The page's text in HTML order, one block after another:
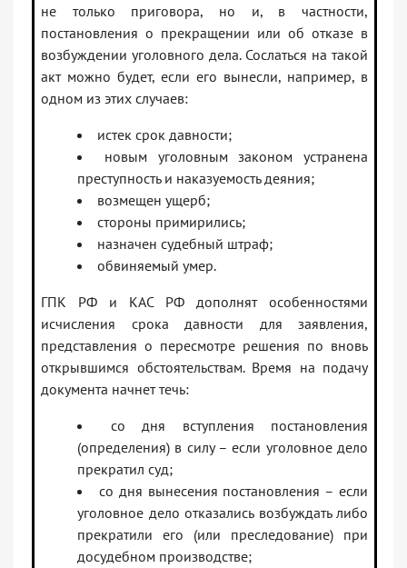
не только приговора, но и, в частности,
постановления о прекращении или об отказе в
возбуждении уголовного дела. Сослаться на такой
акт можно будет, если его вынесли, например, в
одном из этих случаев:
истек срок давности;
новым уголовным законом устранена
преступность и наказуемость деяния;
возмещен ущерб;
стороны примирились;
назначен судебный штраф;
обвиняемый умер.
ГПК РФ и КАС РФ дополнят особенностями
исчисления срока давности для заявления,
представления о пересмотре решения по вновь
открывшимся обстоятельствам. Время на подачу
документа начнет течь:
со дня вступления постановления
(определения) в силу – если уголовное дело
прекратил суд;
со дня вынесения постановления – если
уголовное дело отказались возбуждать либо
прекратили его (или преследование) при
досудебном производстве;